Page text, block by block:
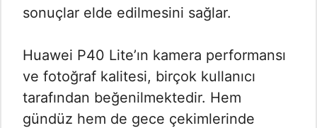
sonuçlar elde edilmesini sağlar.
Huawei P40 Lite’ın kamera performansı
ve fotoğraf kalitesi, birçok kullanıcı
tarafından beğenilmektedir. Hem
gündüz hem de gece çekimlerinde